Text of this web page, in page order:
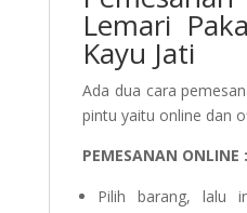
Lemari
Kayu Jati
Ada dua cara
pintu yaitu online dan
PEMESANAN ONLINE :
Pilih barang, lalu